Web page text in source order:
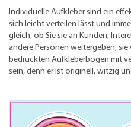
Individuelle Aufkleber sind ein
sich leicht verteilen lässt und
gleich, ob Sie sie an Kunden,
andere Personen weitergeben,
bedruckten Aufkleberbogen mit
sein, denn er ist originell, witzig